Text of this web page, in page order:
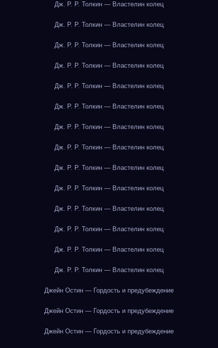
Дж. Р. Р. Толкин — Властелин колец
Дж. Р. Р. Толкин — Властелин колец
Дж. Р. Р. Толкин — Властелин колец
Дж. Р. Р. Толкин — Властелин колец
Дж. Р. Р. Толкин — Властелин колец
Дж. Р. Р. Толкин — Властелин колец
Дж. Р. Р. Толкин — Властелин колец
Дж. Р. Р. Толкин — Властелин колец
Дж. Р. Р. Толкин — Властелин колец
Дж. Р. Р. Толкин — Властелин колец
Дж. Р. Р. Толкин — Властелин колец
Дж. Р. Р. Толкин — Властелин колец
Дж. Р. Р. Толкин — Властелин колец
Дж. Р. Р. Толкин — Властелин колец
Джейн Остин — Гордость и предубеждение
Джейн Остин — Гордость и предубеждение
Джейн Остин — Гордость и предубеждение